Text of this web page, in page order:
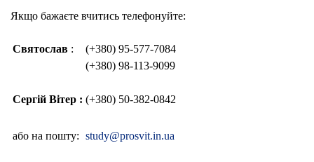
Якщо бажаєте вчитись телефонуйте:
Святослав :
(+380) 95-577-7084
(+380) 98-113-9099
Сергій Вітер : (+380) 50-382-0842
або на пошту: study@prosvit.in.ua